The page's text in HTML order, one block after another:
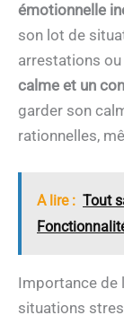
émotionnelle
son lot de
arrestations
calme et un
garder son
rationnelles,
A lire : Tout
Importance de
situations